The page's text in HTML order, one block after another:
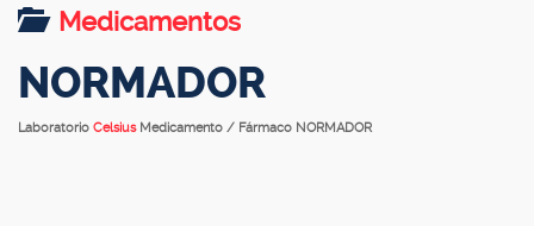
Medicamentos
NORMADOR
Laboratorio Celsius Medicamento / Fármaco NORMADOR